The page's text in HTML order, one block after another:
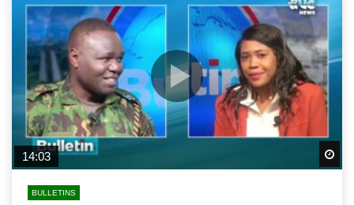
14:03
BULLETINS